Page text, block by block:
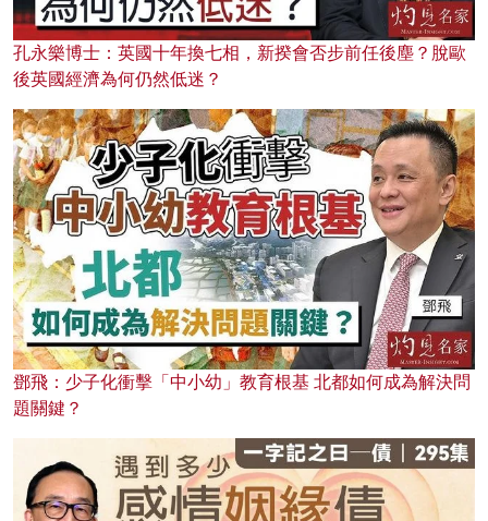
孔永樂博士：英國十年換七相，新揆會否步前任後塵？脫歐
後英國經濟為何仍然低迷？
鄧飛：少子化衝擊「中小幼」教育根基 北都如何成為解決問
題關鍵？